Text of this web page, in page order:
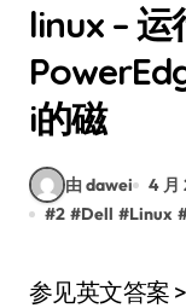
linux – 运
i的磁
由 dawei 4 月
#2 #Dell #Linux
参见英文答案 >